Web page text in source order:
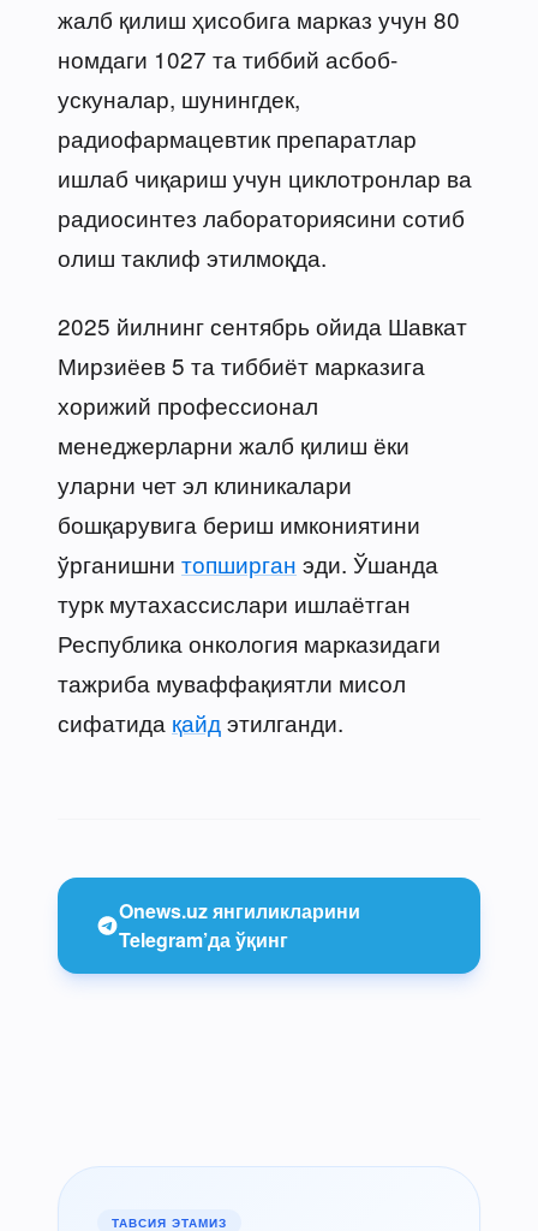
жалб қилиш ҳисобига марказ учун 80
номдаги 1027 та тиббий асбоб-
ускуналар, шунингдек,
радиофармацевтик препаратлар
ишлаб чиқариш учун циклотронлар ва
радиосинтез лабораториясини сотиб
олиш таклиф этилмоқда.
2025 йилнинг сентябрь ойида Шавкат
Мирзиёев 5 та тиббиёт марказига
хорижий профессионал
менеджерларни жалб қилиш ёки
уларни чет эл клиникалари
бошқарувига бериш имкониятини
ўрганишни топширган эди. Ўшанда
турк мутахассислари ишлаётган
Республика онкология марказидаги
тажриба муваффақиятли мисол
сифатида қайдэтилганди.
Onews.uz янгиликларини
Telegram’да ўқинг
ТАВСИЯ ЭТАМИЗ